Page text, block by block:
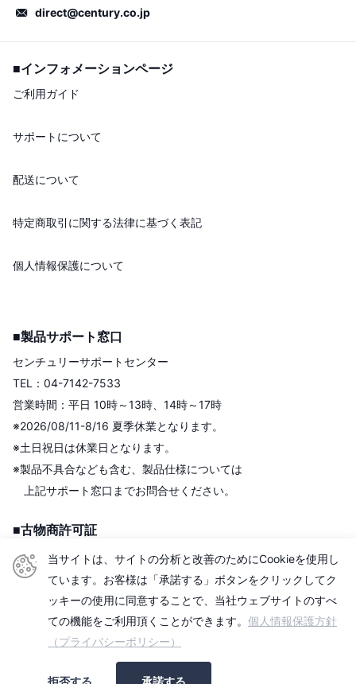
direct@century.co.jp
■インフォメーションページ
ご利用ガイド
サポートについて
配送について
特定商取引に関する法律に基づく表記
個人情報保護について
■製品サポート窓口
センチュリーサポートセンター
TEL：04-7142-7533
営業時間：平日 10時～13時、14時～17時
※2026/08/11-8/16 夏季休業となります。
※土日祝日は休業日となります。
※製品不具合なども含む、製品仕様については
上記サポート窓口までお問合せください。
■古物商許可証
株式会社センチュリー
＜古物商許可証＞
東京都公安委員会
第306609903513号
■適格請求書発行事業者
当サイトは、サイトの分析と改善のためにCookieを使用し
ています。お客様は「承諾する」ボタンをクリックしてク
ッキーの使用に同意することで、当社ウェブサイトのすべ
ての機能をご利用頂くことができます。 個人情報保護方針
（プライバシーポリシー）
拒否する 承諾する